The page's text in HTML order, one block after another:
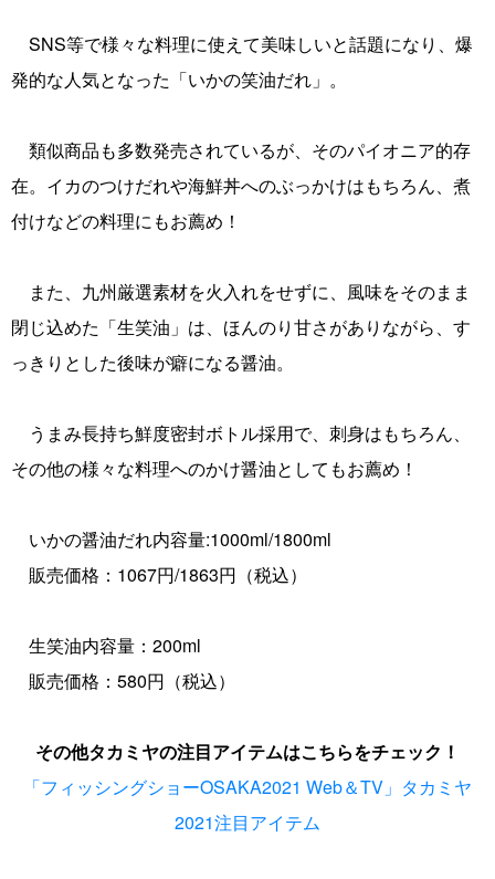
SNS等で様々な料理に使えて美味しいと話題になり、爆
発的な人気となった「いかの笑油だれ」。
類似商品も多数発売されているが、そのパイオニア的存
在。イカのつけだれや海鮮丼へのぶっかけはもちろん、煮
付けなどの料理にもお薦め！
また、九州厳選素材を火入れをせずに、風味をそのまま
閉じ込めた「生笑油」は、ほんのり甘さがありながら、す
っきりとした後味が癖になる醤油。
うまみ長持ち鮮度密封ボトル採用で、刺身はもちろん、
その他の様々な料理へのかけ醤油としてもお薦め！
いかの醤油だれ内容量:1000ml/1800ml
販売価格：1067円/1863円（税込）
生笑油内容量：200ml
販売価格：580円（税込）
その他タカミヤの注目アイテムはこちらをチェック！
「フィッシングショーOSAKA2021 Web＆TV」タカミヤ
2021注目アイテム